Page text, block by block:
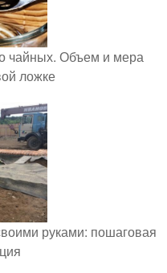
чайных. Объем и мера
ложке
руками: пошаговая